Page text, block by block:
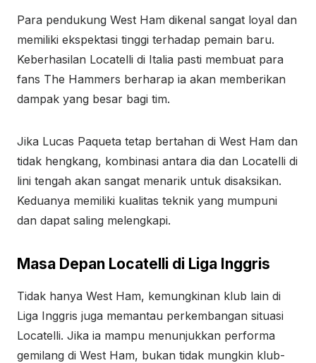
Para pendukung West Ham dikenal sangat loyal dan
memiliki ekspektasi tinggi terhadap pemain baru.
Keberhasilan Locatelli di Italia pasti membuat para
fans The Hammers berharap ia akan memberikan
dampak yang besar bagi tim.
Jika Lucas Paqueta tetap bertahan di West Ham dan
tidak hengkang, kombinasi antara dia dan Locatelli di
lini tengah akan sangat menarik untuk disaksikan.
Keduanya memiliki kualitas teknik yang mumpuni
dan dapat saling melengkapi.
Masa Depan Locatelli di Liga Inggris
Tidak hanya West Ham, kemungkinan klub lain di
Liga Inggris juga memantau perkembangan situasi
Locatelli. Jika ia mampu menunjukkan performa
gemilang di West Ham, bukan tidak mungkin klub-